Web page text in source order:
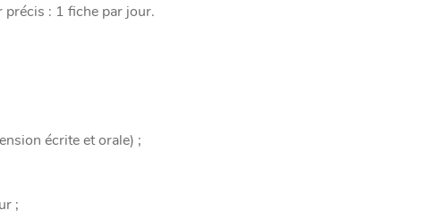
précis : 1 fiche par jour.
écrite et orale) ;
;